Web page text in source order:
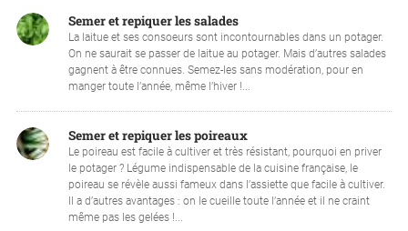
Semer et repiquer les salades
La laitue et ses consoeurs sont incontournables dans un potager.
On ne saurait se passer de laitue au potager. Mais d’autres salades
gagnent à être connues. Semez-les sans modération, pour en
manger toute l’année, même l’hiver !...
Semer et repiquer les poireaux
Le poireau est facile à cultiver et très résistant, pourquoi en priver
le potager ? Légume indispensable de la cuisine française, le
poireau se révèle aussi fameux dans l’assiette que facile à cultiver.
Il a d’autres avantages : on le cueille toute l’année et il ne craint
même pas les gelées !...